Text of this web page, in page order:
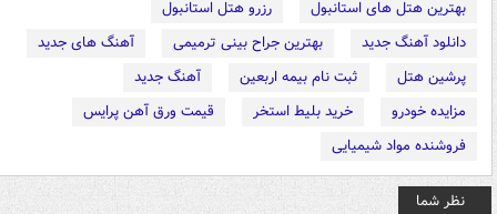
بهترین هتل های استانبول
رزرو هتل استانبول
دانلود آهنگ جدید
بهترین جراح بینی ترمیمی
آهنگ های جدید
پرشین هتل
ثبت نام بیمه اربعین
آهنگ جدید
مزایده خودرو
خرید بلیط استخر
قیمت ورق آهن پرایس
فروشنده مواد شیمیایی
نظر شما